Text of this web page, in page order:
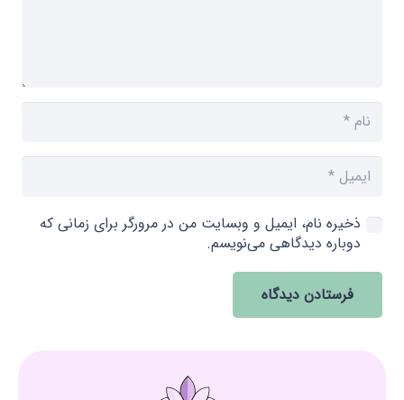
ذخیره نام، ایمیل و وبسایت من در مرورگر برای زمانی که
دوباره دیدگاهی می‌نویسم.
فرستادن دیدگاه